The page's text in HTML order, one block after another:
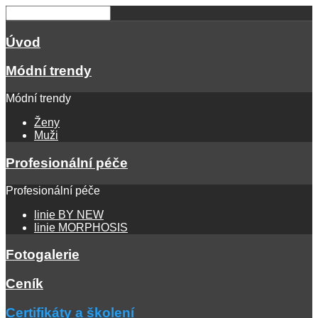
Úvod
Módní trendy
Módní trendy
Ženy
Muži
Profesionální péče
Profesionální péče
linie BY NEW
linie MORPHOSIS
Fotogalerie
Ceník
Certifikáty a školení